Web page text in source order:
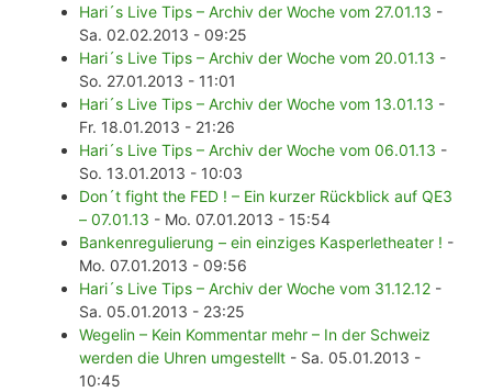
Hari´s Live Tips – Archiv der Woche vom 27.01.13 -
Sa. 02.02.2013 - 09:25
Hari´s Live Tips – Archiv der Woche vom 20.01.13 -
So. 27.01.2013 - 11:01
Hari´s Live Tips – Archiv der Woche vom 13.01.13 -
Fr. 18.01.2013 - 21:26
Hari´s Live Tips – Archiv der Woche vom 06.01.13 -
So. 13.01.2013 - 10:03
Don´t fight the FED ! – Ein kurzer Rückblick auf QE3
– 07.01.13 - Mo. 07.01.2013 - 15:54
Bankenregulierung – ein einziges Kasperletheater ! -
Mo. 07.01.2013 - 09:56
Hari´s Live Tips – Archiv der Woche vom 31.12.12 -
Sa. 05.01.2013 - 23:25
Wegelin – Kein Kommentar mehr – In der Schweiz
werden die Uhren umgestellt - Sa. 05.01.2013 -
10:45